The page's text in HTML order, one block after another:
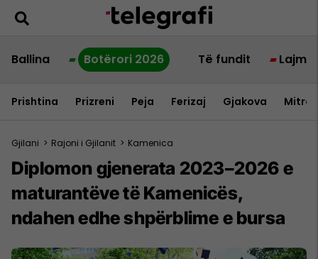
Ballina Botërori 2026 Të fundit Lajme
Prishtina Prizreni Peja Ferizaj Gjakova
Gjilani > Rajoni i Gjilanit > Kamenica
Diplomon gjenerata 2023–2026 e
maturantëve të Kamenicës,
ndahen edhe shpërblime e bursa